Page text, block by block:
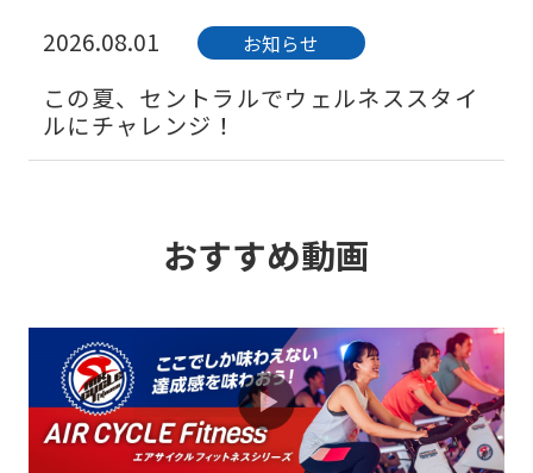
2026.08.01 お知らせ
この夏、セントラルでウェルネススタイ
ルにチャレンジ！
紹介者も入会者も嬉しい♪お友達紹介制
2026.08.01 お知らせ
深夜・早朝に利用できるミッドナイトモ
ーニング会員のおすすめ
おすすめ動画